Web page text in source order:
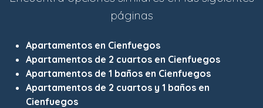
páginas
Apartamentos en Cienfuegos
Apartamentos de 2 cuartos en Cienfuegos
Apartamentos de 1 baños en Cienfuegos
Apartamentos de 2 cuartos y 1 baños en
Cienfuegos